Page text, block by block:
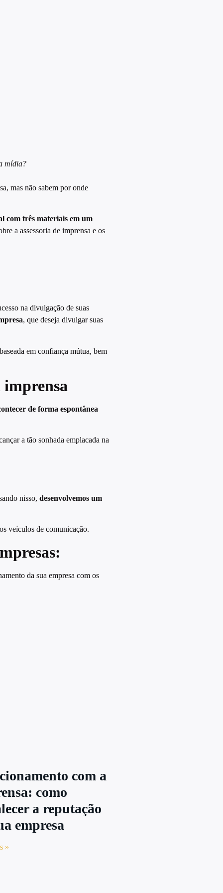
mídia?
mas não sabem por onde
com três materiais em um
a assessoria de imprensa e os
na divulgação de suas
, que deseja divulgar suas
em confiança mútua, bem
imprensa
de forma espontânea
a tão sonhada emplacada na
nisso, desenvolvemos um
veículos de comunicação.
da sua empresa com os
com a
como
a reputação
empresa
»